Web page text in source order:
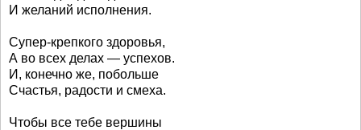
И желаний исполнения.
Супер-крепкого здоровья,
А во всех делах — успехов.
И, конечно же, побольше
Счастья, радости и смеха.
Чтобы все тебе вершины